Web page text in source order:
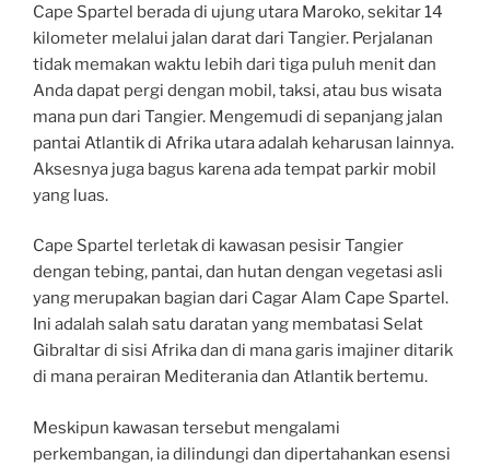
Cape Spartel berada di ujung utara Maroko, sekitar 14
kilometer melalui jalan darat dari Tangier. Perjalanan
tidak memakan waktu lebih dari tiga puluh menit dan
Anda dapat pergi dengan mobil, taksi, atau bus wisata
mana pun dari Tangier. Mengemudi di sepanjang jalan
pantai Atlantik di Afrika utara adalah keharusan lainnya.
Aksesnya juga bagus karena ada tempat parkir mobil
yang luas.
Cape Spartel terletak di kawasan pesisir Tangier
dengan tebing, pantai, dan hutan dengan vegetasi asli
yang merupakan bagian dari Cagar Alam Cape Spartel.
Ini adalah salah satu daratan yang membatasi Selat
Gibraltar di sisi Afrika dan di mana garis imajiner ditarik
di mana perairan Mediterania dan Atlantik bertemu.
Meskipun kawasan tersebut mengalami
perkembangan, ia dilindungi dan dipertahankan esensi